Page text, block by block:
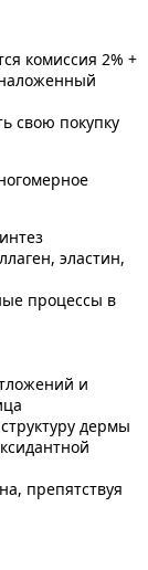
комиссия 2% +
свою покупку
эластин,
процессы в
и
дермы
препятствуя